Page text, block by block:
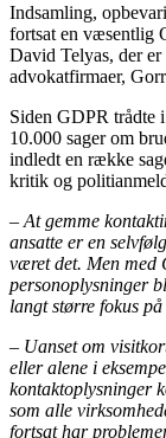
Indsamling,
fortsat en væsentlig
David Telyas, der
advokatfirmaer,
Siden GDPR trådte
10.000 sager om
indledt en række
kritik og
– At gemme
ansatte er en
været det. Men med
personoplysninger
langt større fokus på
– Uanset om
eller alene i
kontaktoplysninger
som alle
fortsat har